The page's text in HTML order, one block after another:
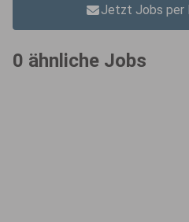
Jetzt Jobs per
0 ähnliche Jobs